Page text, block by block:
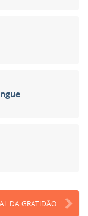
DA GRATIDÃO